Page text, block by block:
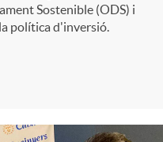
Sostenible (ODS) i
política d'inversió.